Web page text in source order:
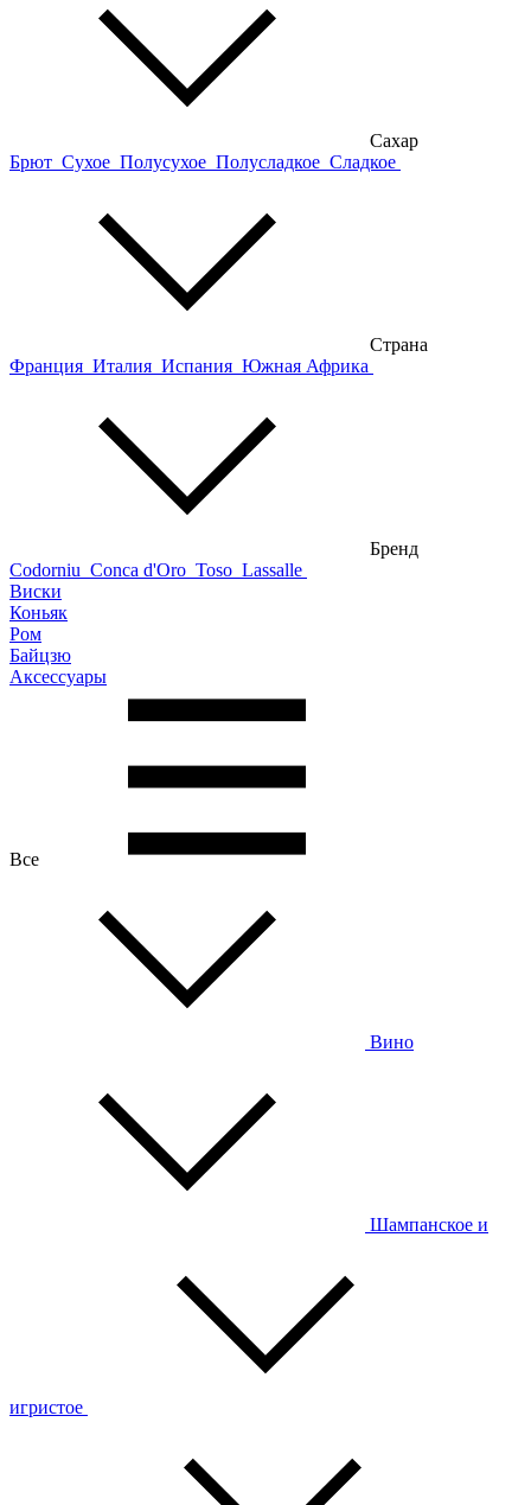
Сахар
Брют Сухое Полусухое Полусладкое Сладкое
Страна
Франция Италия Испания Южная Африка
Бренд
Codorniu Conca d'Oro Toso Lassalle
Виски
Коньяк
Ром
Байцзю
Аксессуары
Все
Вино
Шампанское и
игристое